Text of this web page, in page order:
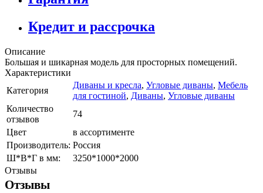
Кредит и рассрочка
Описание
Большая и шикарная модель для просторных помещений.
Характеристики
Категория
Диваны и кресла, Угловые диваны, Мебель
для гостиной, Диваны, Угловые диваны
Количество
отзывов
74
Цвет
в ассортименте
Производитель: Россия
Ш*В*Г в мм:
3250*1000*2000
Отзывы
Отзывы